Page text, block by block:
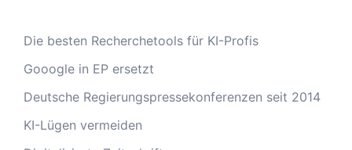
Die besten Recherchetools für KI-Profis
Gooogle in EP ersetzt
Deutsche Regierungspressekonferenzen seit 2014
KI-Lügen vermeiden